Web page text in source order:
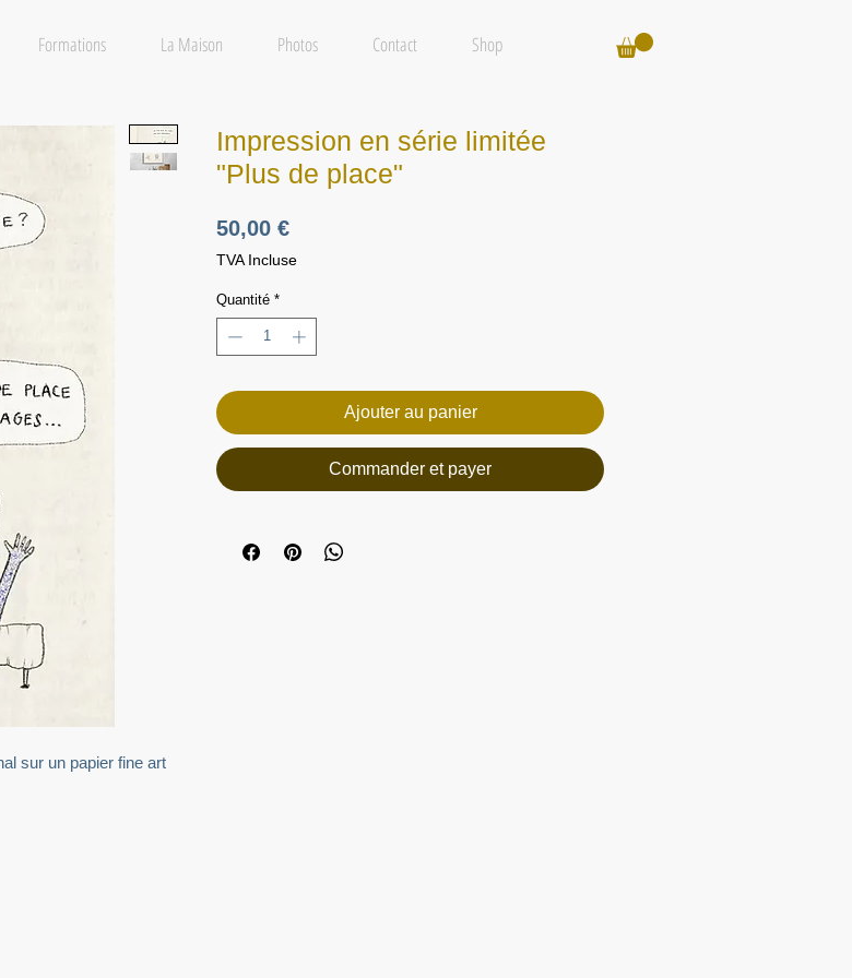
Formations La Maison Photos Contact Shop
sur un papier fine art
Impression en série limitée
"Plus de place"
50,00 €Prix
TVA Incluse
Quantité *
Ajouter au panier
Commander et payer